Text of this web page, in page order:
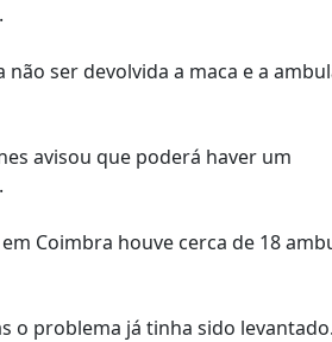
ser devolvida a maca e a
avisou que poderá haver um
Coimbra houve cerca de 18
o problema já tinha sido levantado.